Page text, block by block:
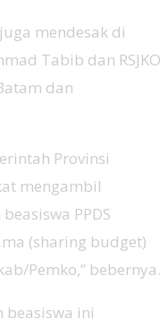
mendesak di
Tabib dan RSJKO
dan
Provinsi
mengambil
PPDS
(sharing budget)
Pemko,” bebernya.
beasiswa ini